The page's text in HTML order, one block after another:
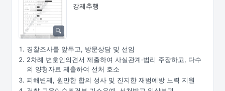
강제추행
경찰조사를 앞두고, 방문상담 및 선임
2차례 변호인의견서 제출하여 사실관계·법리 주장하고, 다수
의 양형자료 제출하여 선처 호소
피해변제, 원만한 합의 성사 및 진지한 재범예방 노력 지원